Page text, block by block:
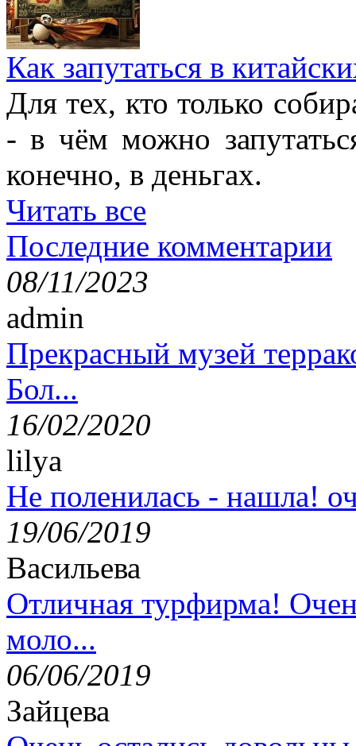
Как запутаться в
Для тех, кто только
- в чём можно
конечно, в деньгах.
Читать все
Последние комментарии
08/11/2023
admin
Прекрасный музей
Бол...
16/02/2020
lilya
Не поленилась - нашла!
19/06/2019
Васильева
Отличная турфирма!
моло...
06/06/2019
Зайцева